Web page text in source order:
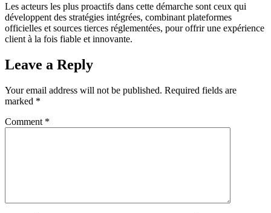
Les acteurs les plus proactifs dans cette démarche sont ceux qui
développent des stratégies intégrées, combinant plateformes
officielles et sources tierces réglementées, pour offrir une expérience
client à la fois fiable et innovante.
Leave a Reply
Your email address will not be published. Required fields are
marked *
Comment *